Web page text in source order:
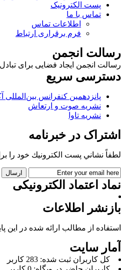
پست الکترونیک
تماس با ما
اطلاعات تماس
فرم برقراری ارتباط
رسالت انجمن
رسالت انجمن ایجاد فضایی برای
دسترسی سریع
پانزدهمین کنفرانس
نشریه صوت و ارتعاش
نشریه تاوا
اشتراک در خبرنامه
لطفاً نشاني پست الكترونيك خود را
نماد اعتماد الکترونیکی
بازنشر اطلاعات
استفاده از مطالب ارائه شده در این
آمار سایت
كل کاربران ثبت شده: 283 کاربر